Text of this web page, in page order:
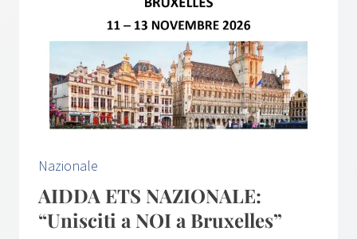
Nazionale
AIDDA ETS NAZIONALE:
“Unisciti a NOI a Bruxelles”